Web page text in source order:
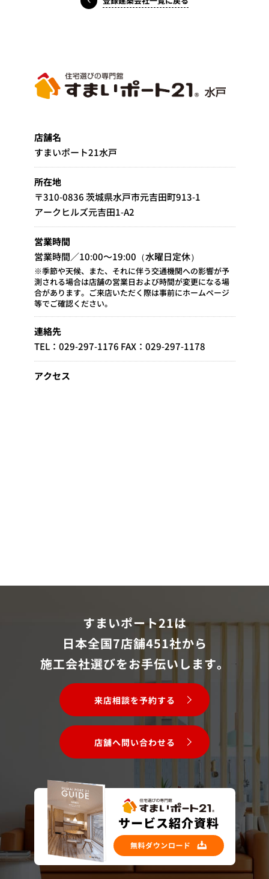
店舗名
すまいポート21水戸
所在地
〒310-0836 茨城県水戸市元吉田町913-1
アークヒルズ元吉田1-A2
営業時間
営業時間／10:00～19:00（水曜日定休）
※季節や天候、また、それに伴う交通機関への影響が予
測される場合は店舗の営業日および時間が変更になる場
合があります。ご来店いただく際は事前にホームページ
等でご確認ください。
連絡先
TEL：029-297-1176 FAX：029-297-1178
アクセス
すまいポート21は
日本全国7店舗451社から
施工会社選びをお手伝いします。
来店相談を予約する
店舗へ問い合わせる